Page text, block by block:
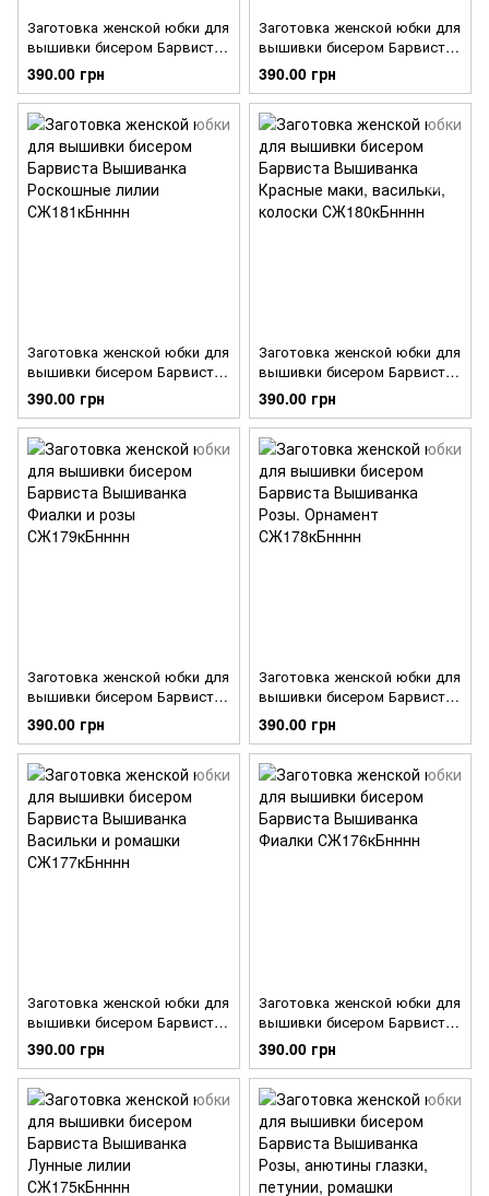
Заготовка женской юбки для
вышивки бисером Барвиста
Вышиванка Синие орхидеи
СЖ183кБнннн
390.00 грн
Заготовка женской юбки для
вышивки бисером Барвиста
Вышиванка Орхидеи цвета
фуксии СЖ182кБнннн
390.00 грн
Заготовка женской юбки для
вышивки бисером Барвиста
Вышиванка Роскошные
лилии СЖ181кБнннн
390.00 грн
Заготовка женской юбки для
вышивки бисером Барвиста
Вышиванка Красные маки,
васильки, колоски
СЖ180кБнннн
390.00 грн
Заготовка женской юбки для
вышивки бисером Барвиста
Вышиванка Фиалки и розы
СЖ179кБнннн
390.00 грн
Заготовка женской юбки для
вышивки бисером Барвиста
Вышиванка Розы. Орнамент
СЖ178кБнннн
390.00 грн
Заготовка женской юбки для
вышивки бисером Барвиста
Вышиванка Васильки и
ромашки СЖ177кБнннн
390.00 грн
Заготовка женской юбки для
вышивки бисером Барвиста
Вышиванка Фиалки
СЖ176кБнннн
390.00 грн